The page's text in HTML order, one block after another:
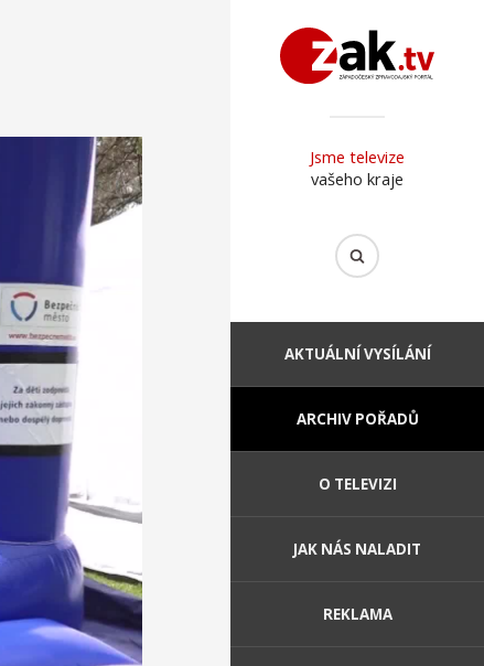
Jsme televize
vašeho kraje
AKTUÁLNÍ VYSÍLÁNÍ
ARCHIV POŘADŮ
O TELEVIZI
JAK NÁS NALADIT
REKLAMA